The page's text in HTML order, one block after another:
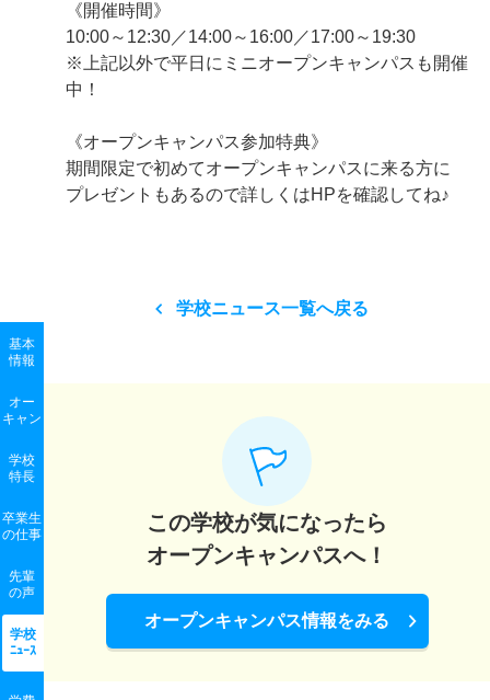
基本
情報
オー
キャン
学校
特長
卒業生
の仕事
先輩
の声
学校
ﾆｭｰｽ
《開催時間》
10:00～12:30／14:00～16:00／17:00～19:30
※上記以外で平日にミニオープンキャンパスも開催
中！
《オープンキャンパス参加特典》
期間限定で初めてオープンキャンパスに来る方に
プレゼントもあるので詳しくはHPを確認してね♪
学校ニュース一覧へ戻る
この学校が気になったら
オープンキャンパスへ！
オープンキャンパス情報をみる